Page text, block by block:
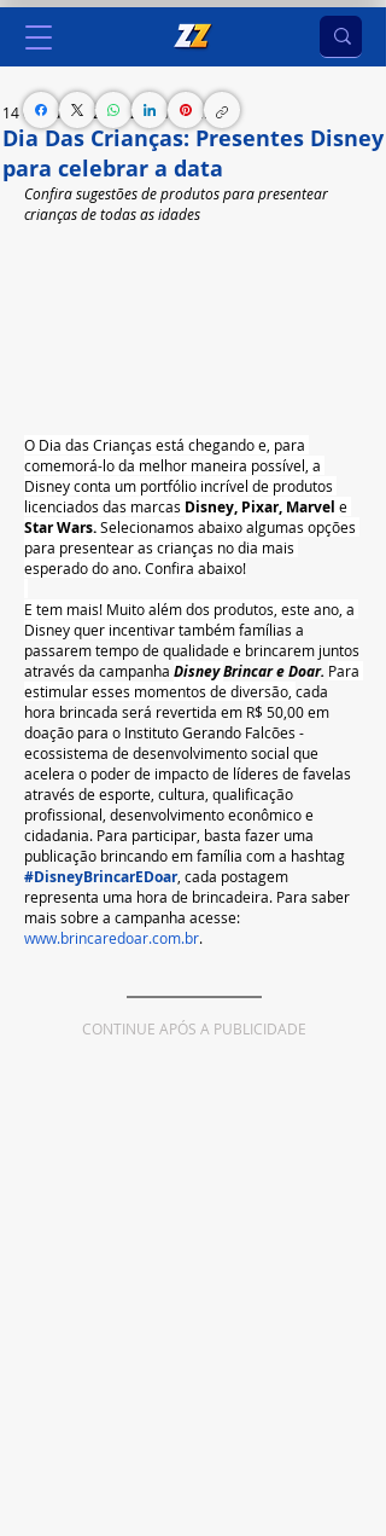
Dia Das Crianças: Presentes Disney
para celebrar a data
14 de out. de 2023 2 min de leitura
Confira sugestões de produtos para presentear
crianças de todas as idades
O Dia das Crianças está chegando e, para
comemorá-lo da melhor maneira possível, a
Disney conta um portfólio incrível de produtos
licenciados das marcas Disney, Pixar, Marvel e
Star Wars. Selecionamos abaixo algumas opções
para presentear as crianças no dia mais
esperado do ano. Confira abaixo!
E tem mais! Muito além dos produtos, este ano, a
Disney quer incentivar também famílias a
passarem tempo de qualidade e brincarem juntos
através da campanha Disney Brincar e Doar. Para
estimular esses momentos de diversão, cada
hora brincada será revertida em R$ 50,00 em
doação para o Instituto Gerando Falcões -
ecossistema de desenvolvimento social que
acelera o poder de impacto de líderes de favelas
através de esporte, cultura, qualificação
profissional, desenvolvimento econômico e
cidadania. Para participar, basta fazer uma
publicação brincando em família com a hashtag
#DisneyBrincarEDoar, cada postagem
representa uma hora de brincadeira. Para saber
mais sobre a campanha acesse:
www.brincaredoar.com.br.
CONTINUE APÓS A PUBLICIDADE